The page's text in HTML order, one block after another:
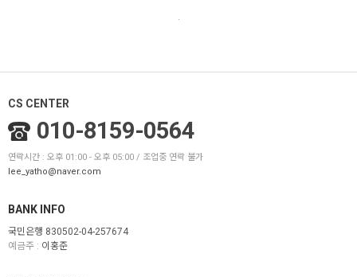
.
CS CENTER
010-8159-0564
연락시간 : 오후 01:00 - 오후 05:00 / 조업중 연락 불가
lee_yatho@naver.com
BANK INFO
국민은행 830502-04-257674
예금주 : 이홍준